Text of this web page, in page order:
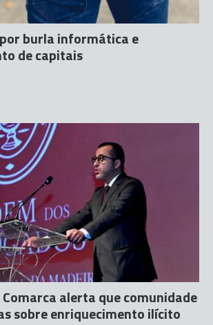
burla informática e
de capitais
alerta que comunidade
sobre enriquecimento ilícito